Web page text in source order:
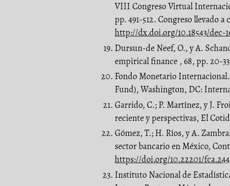
VIII Congreso Virtual
pp. 491-512. Congreso llevado
http://dx.doi.org/10.18543/dec-
Dursun-de Neef, O., y A.
empirical finance , 68, pp. 20-
Fondo Monetario
Fund), Washington, DC:
Garrido, C.; P. Martínez, y J.
reciente y perspectivas, El
Gómez, T.; H. Ríos, y A.
sector bancario en México,
https://doi.org/10.22201/
Instituto Nacional de